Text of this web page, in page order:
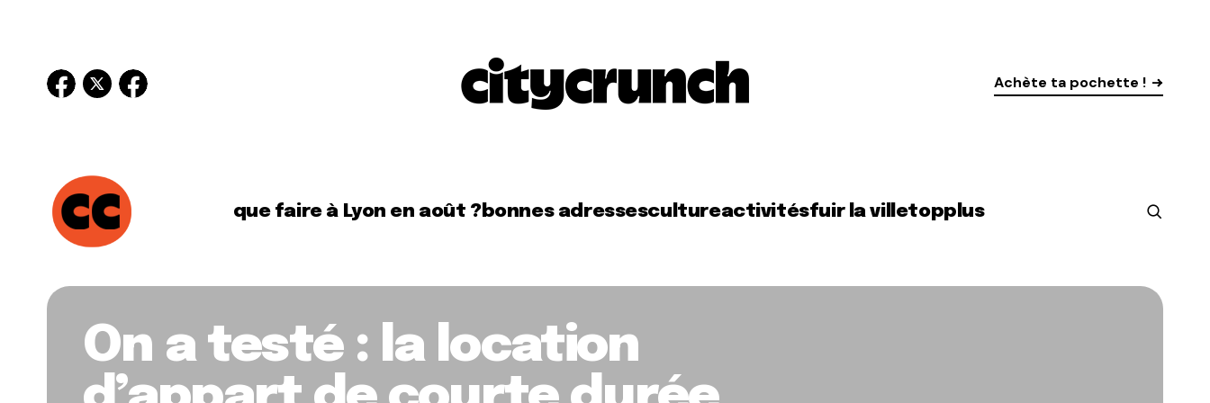
Achète ta pochette !
que faire à Lyon en août ?bonnes adressescultureactivitésfuir la villetopplus
On a testé : la location